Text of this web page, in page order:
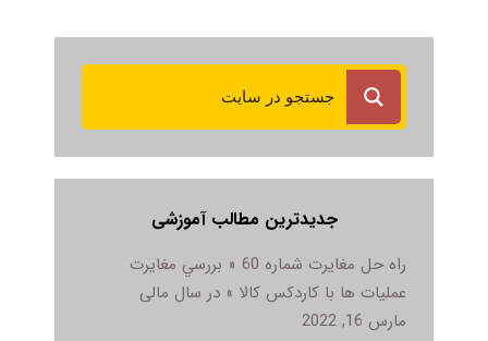
جدیدترین مطالب آموزشی
راه حل مغایرت شماره 60 « بررسي مغايرت
عمليات ها با کاردکس کالا » در سال مالی
مارس 16, 2022